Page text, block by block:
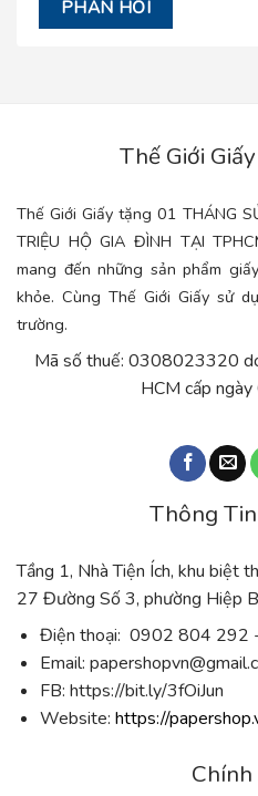
Thế Giới
Thế Giới Giấy tặng 01 THÁNG
TRIỆU HỘ GIA ĐÌNH TẠI
mang đến những sản phẩm
khỏe. Cùng Thế Giới Giấy sử
trường.
Mã số thuế: 0308023320
HCM cấp
Thông
Tầng 1, Nhà Tiện Ích, khu biệt
27 Đường Số 3, phường Hiệp
Điện thoại: 0902 804 292
Email:
FB: https://bit.ly/3fOiJun
Website: https://
Chính